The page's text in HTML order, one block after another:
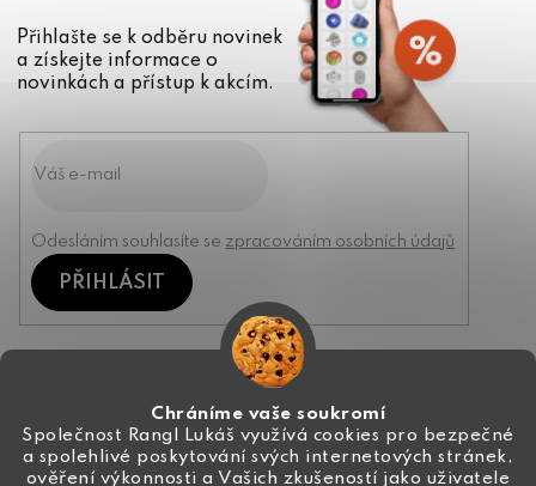
Chráníme vaše soukromí
Společnost Rangl Lukáš využívá cookies pro bezpečné
a spolehlivé poskytování svých internetových stránek,
ověření výkonnosti a Vašich zkušeností jako uživatele
Přihlašte se k odběru novinek
a získejte informace o
novinkách a přístup k akcím.
Odesláním souhlasíte se zpracováním osobních údajů
PŘIHLÁSIT
+420 774 444 191